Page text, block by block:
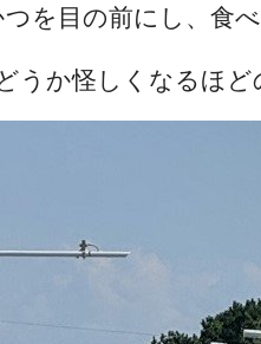
を目の前にし、食
か怪しくなるほど